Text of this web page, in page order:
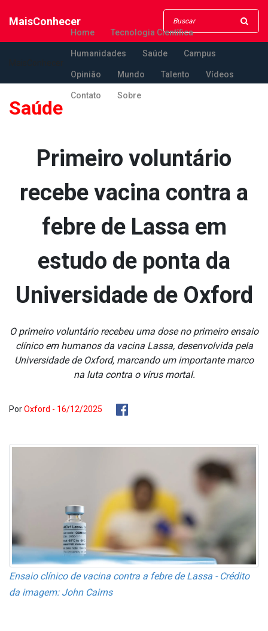
MaisConhecer
Home Tecnologia Científica
Humanidades Saúde Campus
Opinião Mundo Talento Vídeos
Contato Sobre
Saúde
Primeiro voluntário
recebe vacina contra a
febre de Lassa em
estudo de ponta da
Universidade de Oxford
O primeiro voluntário recebeu uma dose no primeiro ensaio
clínico em humanos da vacina Lassa, desenvolvida pela
Universidade de Oxford, marcando um importante marco
na luta contra o vírus mortal.
PorOxford - 16/12/2025
Ensaio clínico de vacina contra a febre de Lassa - Crédito
da imagem: John Cairns